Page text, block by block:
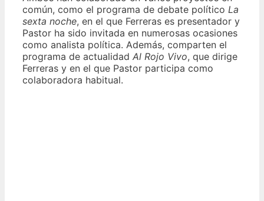
común, como el programa de debate político La
sexta noche, en el que Ferreras es presentador y
Pastor ha sido invitada en numerosas ocasiones
como analista política. Además, comparten el
programa de actualidad Al Rojo Vivo, que dirige
Ferreras y en el que Pastor participa como
colaboradora habitual.